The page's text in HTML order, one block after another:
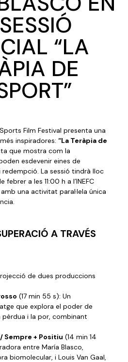
“LA
DE
Film Festival presenta una
inspiradores: “La Teràpia de
que mostra com la
esdevenir eines de
La sessió tindrà lloc
a les 11:00 h a l’INEFC
una activitat paral·lela única
A TRAVÉS
de dues produccions
(17 min 55 s): Un
que explora el poder de
pèrdua i la por, combinant
Sempre + Positiu (14 min 14
entre María Blasco,
biomolecular, i Louis Van Gaal,